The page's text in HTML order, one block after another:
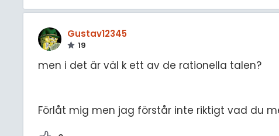
Gustav12345
19
men i det är väl k ett av de rationella talen?
Förlåt mig men jag förstår inte riktigt vad du